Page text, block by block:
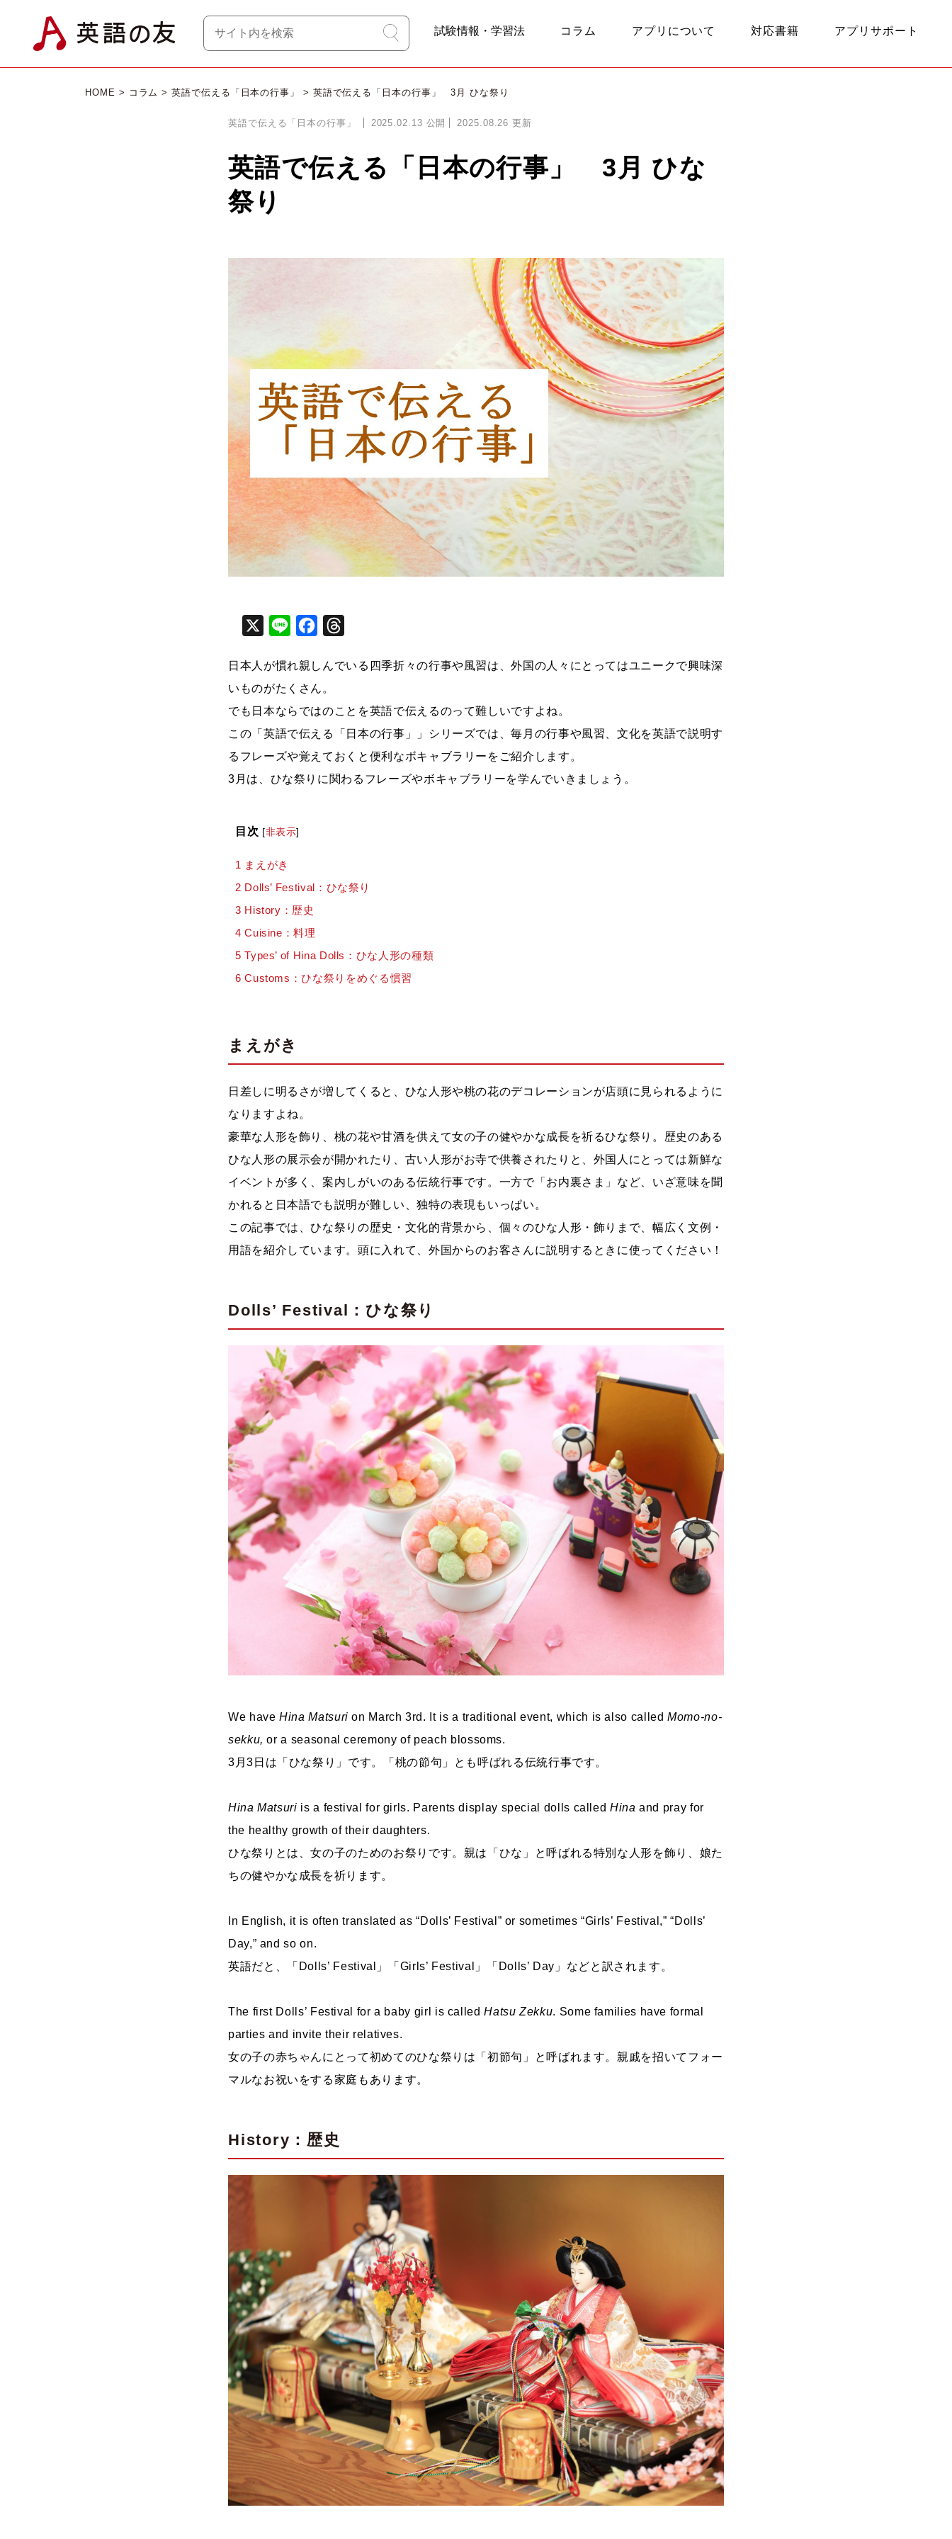
試験情報・学習法 コラム アプリについて 対応書籍 アプリサポート
HOME > コラム >英語で伝える「日本の行事」 > 英語で伝える「日本の行事」 3月 ひな祭り
英語で伝える「日本の行事」 2025.02.13 公開 2025.08.26 更新
英語で伝える「日本の行事」 3月 ひな
祭り
X Line Facebook
日本人が慣れ親しんでいる四季折々の行事や風習は、外国の人々にとってはユニークで興味深
いものがたくさん。
でも日本ならではのことを英語で伝えるのって難しいですよね。
この「英語で伝える「日本の行事」」シリーズでは、毎月の行事や風習、文化を英語で説明す
るフレーズや覚えておくと便利なボキャブラリーをご紹介します。
3月は、ひな祭りに関わるフレーズやボキャブラリーを学んでいきましょう。
目次 [非表示]
1 まえがき
2 Dolls’ Festival：ひな祭り
3 History：歴史
4 Cuisine：料理
5 Types’ of Hina Dolls：ひな人形の種類
6 Customs：ひな祭りをめぐる慣習
まえがき
日差しに明るさが増してくると、ひな人形や桃の花のデコレーションが店頭に見られるように
なりますよね。
豪華な人形を飾り、桃の花や甘酒を供えて女の子の健やかな成長を祈るひな祭り。歴史のある
ひな人形の展示会が開かれたり、古い人形がお寺で供養されたりと、外国人にとっては新鮮な
イベントが多く、案内しがいのある伝統行事です。一方で「お内裏さま」など、いざ意味を聞
かれると日本語でも説明が難しい、独特の表現もいっぱい。
この記事では、ひな祭りの歴史・文化的背景から、個々のひな人形・飾りまで、幅広く文例・
用語を紹介しています。頭に入れて、外国からのお客さんに説明するときに使ってください！
Dolls’ Festival：ひな祭り
We haveHina Matsuri on March 3rd. It is a traditional event, which is also calledMomo-no-
sekku, or a seasonal ceremony of peach blossoms.
3月3日は「ひな祭り」です。「桃の節句」とも呼ばれる伝統行事です。
Hina Matsuri is a festival for girls. Parents display special dolls calledHina and pray for
the healthy growth of their daughters.
ひな祭りとは、女の子のためのお祭りです。親は「ひな」と呼ばれる特別な人形を飾り、娘た
ちの健やかな成長を祈ります。
In English, it is often translated as “Dolls’ Festival” or sometimes “Girls’ Festival,” “Dolls’
Day,” and so on.
英語だと、「Dolls’ Festival」「Girls’ Festival」「Dolls’ Day」などと訳されます。
The first Dolls’ Festival for a baby girl is calledHatsu Zekku. Some families have formal
parties and invite their relatives.
女の子の赤ちゃんにとって初めてのひな祭りは「初節句」と呼ばれます。親戚を招いてフォー
マルなお祝いをする家庭もあります。
History：歴史